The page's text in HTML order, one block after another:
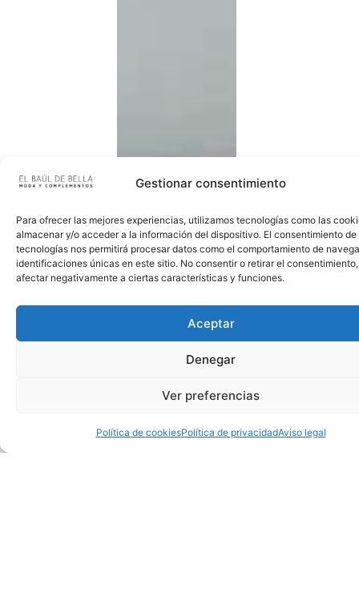
Gestionar consentimiento
Para ofrecer las mejores experiencias, utilizamos tecnologías como las
almacenar y/o acceder a la información del dispositivo. El consentimiento de
tecnologías nos permitirá procesar datos como el comportamiento de
identificaciones únicas en este sitio. No consentir o retirar el
afectar negativamente a ciertas características y funciones.
Aceptar
Denegar
Ver preferencias
Política de cookiesPolítica de privacidadAviso legal